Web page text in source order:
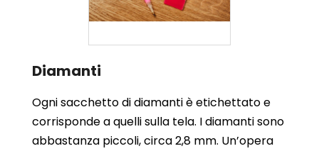
Diamanti
Ogni sacchetto di diamanti è etichettato e
corrisponde a quelli sulla tela. I diamanti sono
abbastanza piccoli, circa 2,8 mm. Un’opera